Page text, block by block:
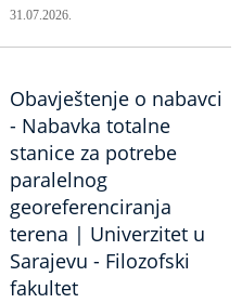
31.07.2026.
Obavještenje o nabavci
- Nabavka totalne
stanice za potrebe
paralelnog
georeferenciranja
terena | Univerzitet u
Sarajevu - Filozofski
fakultet